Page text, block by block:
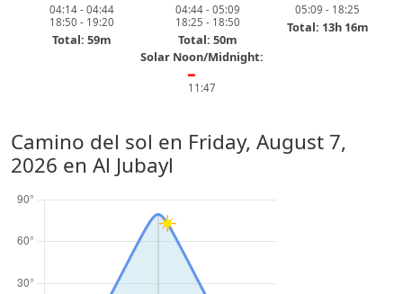
04:14 - 04:44
18:50 - 19:20
Total: 59m
04:44 - 05:09
18:25 - 18:50
Total: 50m
05:09 - 18:25
Total: 13h 16m
Solar Noon/Midnight:
━
11:47
Camino del sol en Friday, August 7,
2026 en Al Jubayl